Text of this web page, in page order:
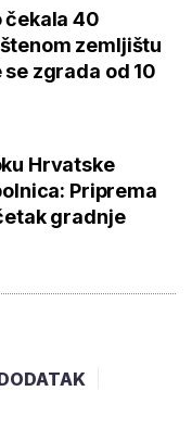
čekala 40
zemljištu
zgrada od 10
Hrvatske
Priprema
gradnje